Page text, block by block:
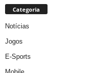
Categoria
Notícias
Jogos
E-Sports